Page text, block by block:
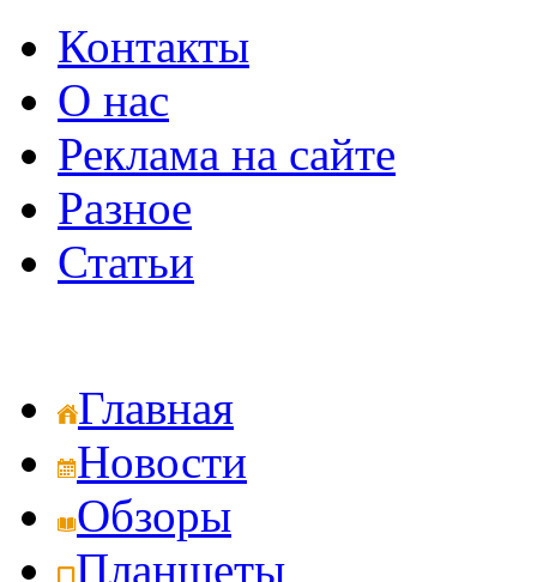
Контакты
О нас
Реклама на сайте
Разное
Статьи
Главная
Новости
Обзоры
Планшеты